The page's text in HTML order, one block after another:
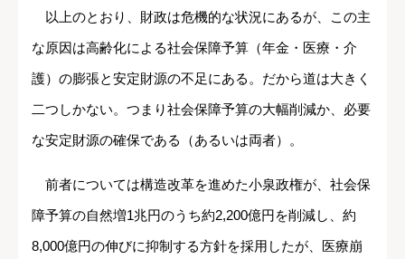
以上のとおり、財政は危機的な状況にあるが、この主
な原因は高齢化による社会保障予算（年金・医療・介
護）の膨張と安定財源の不足にある。だから道は大きく
二つしかない。つまり社会保障予算の大幅削減か、必要
な安定財源の確保である（あるいは両者）。
前者については構造改革を進めた小泉政権が、社会保
障予算の自然増1兆円のうち約2,200億円を削減し、約
8,000億円の伸びに抑制する方針を採用したが、医療崩